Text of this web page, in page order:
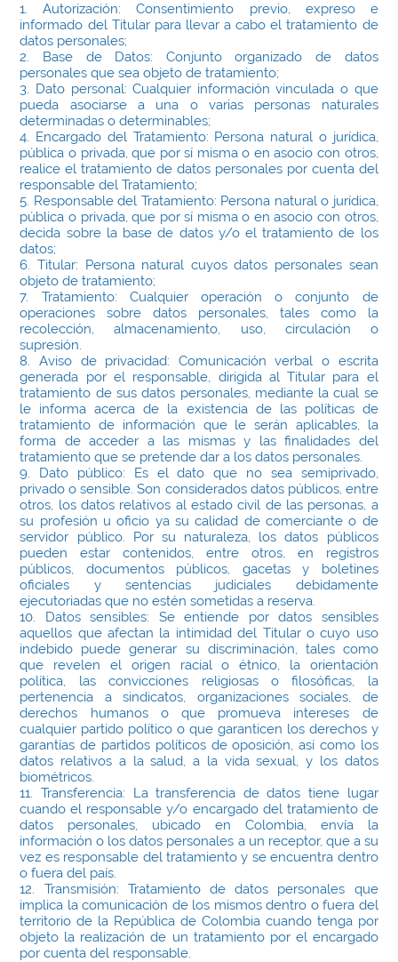
1. Autorización: Consentimiento previo, expreso e
informado del Titular para llevar a cabo el tratamiento de
datos personales;
2. Base de Datos: Conjunto organizado de datos
personales que sea objeto de tratamiento;
3. Dato personal: Cualquier información vinculada o que
pueda asociarse a una o varias personas naturales
determinadas o determinables;
4. Encargado del Tratamiento: Persona natural o jurídica,
pública o privada, que por sí misma o en asocio con otros,
realice el tratamiento de datos personales por cuenta del
responsable del Tratamiento;
5. Responsable del Tratamiento: Persona natural o jurídica,
pública o privada, que por sí misma o en asocio con otros,
decida sobre la base de datos y/o el tratamiento de los
datos;
6. Titular: Persona natural cuyos datos personales sean
objeto de tratamiento;
7. Tratamiento: Cualquier operación o conjunto de
operaciones sobre datos personales, tales como la
recolección, almacenamiento, uso, circulación o
supresión.
8. Aviso de privacidad: Comunicación verbal o escrita
generada por el responsable, dirigida al Titular para el
tratamiento de sus datos personales, mediante la cual se
le informa acerca de la existencia de las políticas de
tratamiento de información que le serán aplicables, la
forma de acceder a las mismas y las finalidades del
tratamiento que se pretende dar a los datos personales.
9. Dato público: Es el dato que no sea semiprivado,
privado o sensible. Son considerados datos públicos, entre
otros, los datos relativos al estado civil de las personas, a
su profesión u oficio ya su calidad de comerciante o de
servidor público. Por su naturaleza, los datos públicos
pueden estar contenidos, entre otros, en registros
públicos, documentos públicos, gacetas y boletines
oficiales y sentencias judiciales debidamente
ejecutoriadas que no estén sometidas a reserva.
10. Datos sensibles: Se entiende por datos sensibles
aquellos que afectan la intimidad del Titular o cuyo uso
indebido puede generar su discriminación, tales como
que revelen el origen racial o étnico, la orientación
política, las convicciones religiosas o filosóficas, la
pertenencia a sindicatos, organizaciones sociales, de
derechos humanos o que promueva intereses de
cualquier partido político o que garanticen los derechos y
garantías de partidos políticos de oposición, así como los
datos relativos a la salud, a la vida sexual, y los datos
biométricos.
11. Transferencia: La transferencia de datos tiene lugar
cuando el responsable y/o encargado del tratamiento de
datos personales, ubicado en Colombia, envía la
información o los datos personales a un receptor, que a su
vez es responsable del tratamiento y se encuentra dentro
o fuera del país.
12. Transmisión: Tratamiento de datos personales que
implica la comunicación de los mismos dentro o fuera del
territorio de la República de Colombia cuando tenga por
objeto la realización de un tratamiento por el encargado
por cuenta del responsable.